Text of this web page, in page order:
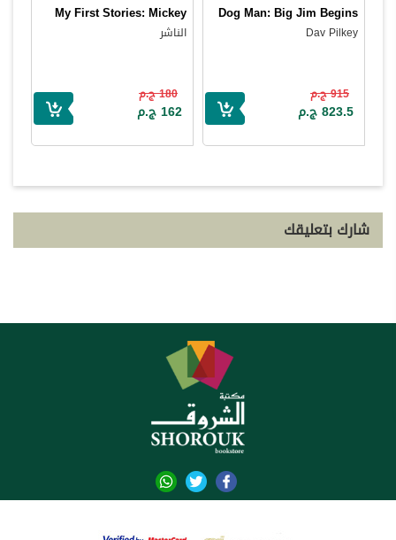
Dog Man: Big Jim Begins
Dav Pilkey
915 ج.م
823.5 ج.م
My First Stories: Mickey
الناشر
180 ج.م
162 ج.م
شارك بتعليقك